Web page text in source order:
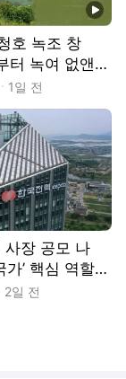
호 녹조 창
터 녹여 없앤
1일 전
사장 공모 나
가’ 핵심 역할에
2일 전